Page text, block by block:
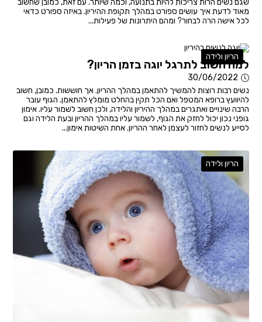
שגם נשים הרות צריכות להיות בתנועה, וכמה שיותר. עם זאת, כמובן שחשוב
מאוד לדעת איך עושים ספורט במהלך תקופת ההיריון. באיזה ספורט כדאי
לכל אישה הרה לבחור? ומהם היתרונות של פעילות...
הריון ולידה
למה חשוב לתרגל יוגה בזמן הריון?
30/06/2022
נשים רבות רוצות להמשיך להתאמן במהלך ההריון. אך חוששות. כמובן, חשוב
להיוועץ ברופא המטפל ואם הכל תקין בהחלט מומלץ להתאמן. הגוף עובר
הרבה שינויים ואתגרים במהלך ההיריון והלידה, ולכן חשוב לשמור עליו. אימון
גופני נכון יכול לחזק את הגוף, לשמור עליו במהלך ההריון ובעת הלידה וגם
לסייע לנשים לחזור לעצמן לאחר ההריון. אחת השיטות אימון...
הריון ולידה